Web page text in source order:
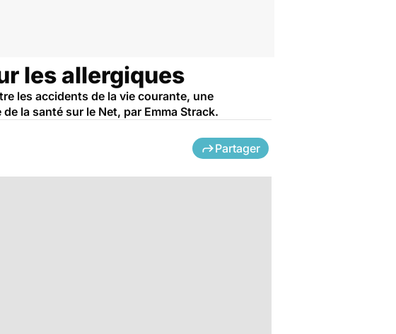
les allergiques
les accidents de la vie courante, une
la santé sur le Net, par Emma Strack.
Partager